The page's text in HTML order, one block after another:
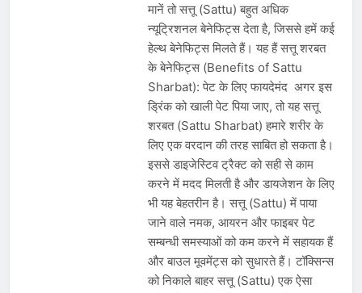
मानें तो सत्तू (Sattu) बहुत अधिक
न्यूट्रिशनल बेनेफिट्स देता है, जिससे हमें कई
हेल्थ बेनेफिट्स मिलते हैं। यह हैं सत्तू शरबत
के बेनेफिट्स (Benefits of Sattu
Sharbat): पेट के लिए फायदेमंद अगर इस
ड्रिंक को खाली पेट पिया जाए, तो यह सत्तू
शरबत (Sattu Sharbat) हमारे शरीर के
लिए एक वरदान की तरह साबित हो सकता है।
इससे डाइजेस्टिव ट्रैक्ट को सही से काम
करने में मदद मिलती है और डायजेशन के लिए
भी यह बेहतरीन है। सत्तू (Sattu) में पाया
जाने वाले नमक, आयरन और फाइबर पेट
सम्बन्धी समस्याओं को कम करने में सहायक हैं
और बाउल मूवमेंट्स को सुधारते हैं। टॉक्सिन्स
को निकाले बाहर सत्तू (Sattu) एक ऐसा